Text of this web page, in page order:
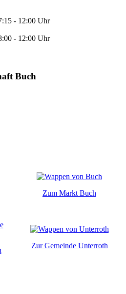
- 12:00 Uhr
- 12:00 Uhr
Buch
Zum Markt Buch
Zur Gemeinde Unterroth